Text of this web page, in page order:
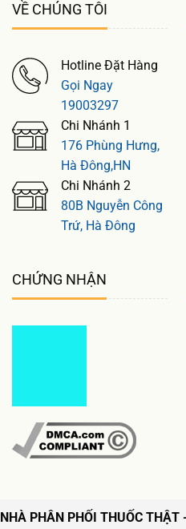
VỀ CHÚNG TÔI
Hotline Đặt Hàng
Gọi Ngay
19003297
Chi Nhánh 1
176 Phùng Hưng,
Hà Đông,HN
Chi Nhánh 2
80B Nguyễn Công
Trứ, Hà Đông
CHỨNG NHẬN
NHÀ PHÂN PHỐI THUỐC